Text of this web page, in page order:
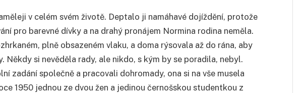
v celém svém životě. Deptalo ji namáhavé dojíždění, protože
pro barevné dívky a na drahý pronájem Normina rodina neměla.
plně obsazeném vlaku, a doma rýsovala až do rána, aby
Někdy si nevěděla rady, ale nikdo, s kým by se poradila, nebyl.
zadání společně a pracovali dohromady, ona si na vše musela
1950 jednou ze dvou žen a jedinou černošskou studentkou z